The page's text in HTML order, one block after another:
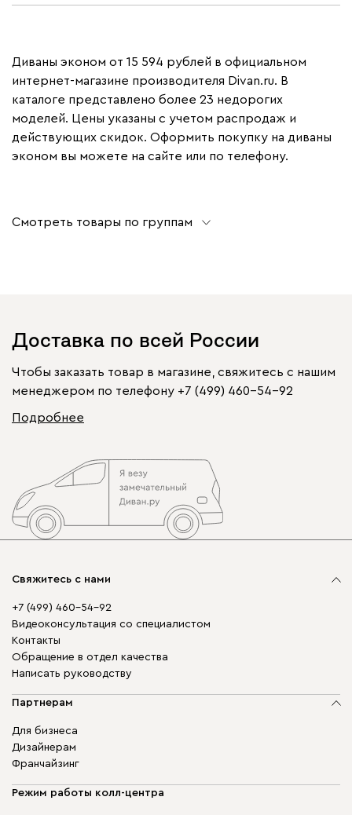
Диваны эконом от 15 594 рублей в официальном
интернет-магазине производителя Divan.ru. В
каталоге представлено более 23 недорогих
моделей. Цены указаны с учетом распродаж и
действующих скидок. Оформить покупку на диваны
эконом вы можете на сайте или по телефону.
Смотреть товары по группам
Доставка по всей России
Чтобы заказать товар в магазине, свяжитесь с нашим
менеджером по телефону +7 (499) 460-54-92
Подробнее
Свяжитесь с нами
+7 (499) 460-54-92
Видеоконсультация со специалистом
Контакты
Обращение в отдел качества
Написать руководству
Партнерам
Для бизнеса
Дизайнерам
Франчайзинг
Режим работы колл-центра